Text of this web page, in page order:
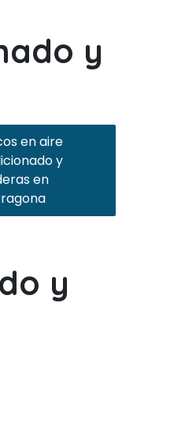
y
en aire
y
en
y